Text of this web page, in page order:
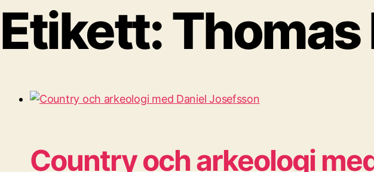
Etikett:
Country och arkeologi